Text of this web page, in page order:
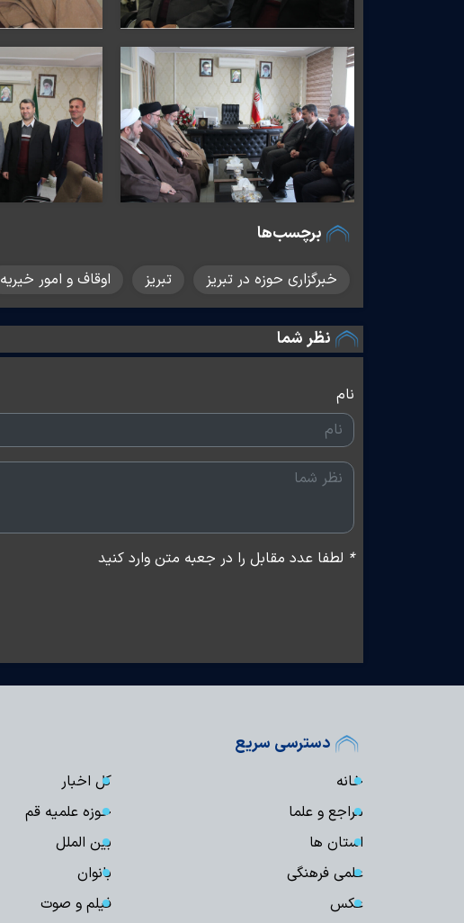
برچسب‌ها
خبرگزاری حوزه در تبریز تبریز اوقاف و امور خیریه
نظر شما
نام
* لطفا عدد مقابل را در جعبه متن وارد کنید
دسترسی سریع
خانه
کل اخبار
مراجع و علما
حوزه علمیه قم
استان ها
بین الملل
علمی فرهنگی
بانوان
عکس
فیلم و صوت